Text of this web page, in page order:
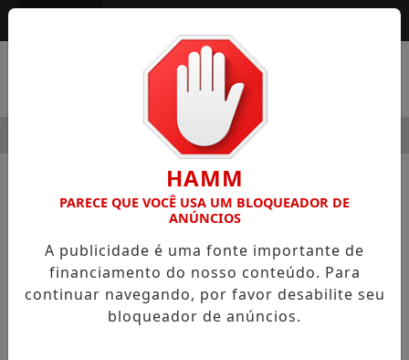
HOSPITAL SAMARITANO HIGIENÓPOLIS
CURIOSIDADES
Dia Mundial do Dentista 3 de
outubro
Profissional que cuida dos dentes, trata
dos problemas da gengiva, boca e ossos
da face, além da parte estética
HAMM
PARECE QUE VOCÊ USA UM BLOQUEADOR DE
ANÚNCIOS
A publicidade é uma fonte importante de
financiamento do nosso conteúdo. Para
continuar navegando, por favor desabilite seu
bloqueador de anúncios.